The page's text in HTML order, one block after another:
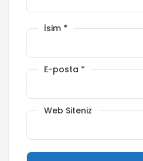
İsim *
E-posta *
Web Siteniz